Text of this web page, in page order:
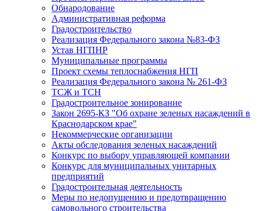
Обнародование
Административная реформа
Градостроительство
Реализация Федерального закона №83-ФЗ
Устав НГПНР
Муниципальные программы
Проект схемы теплоснабжения НГП
Реализация Федерального закона № 261-ФЗ
ТСЖ и ТСН
Градостроительное зонирование
Закон 2695-КЗ "Об охране зеленых насаждений в
Краснодарском крае"
Некоммерческие организации
Акты обследования зеленых насаждений
Конкурс по выбору управляющей компании
Конкурс для муниципальных унитарных
предприятий
Градостроительная деятельность
Меры по недопущению и предотвращению
самовольного строительства